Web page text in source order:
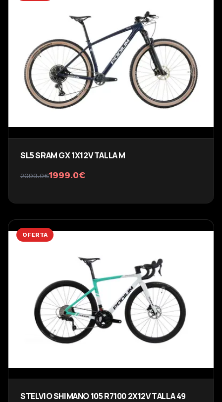
SL5 SRAM GX 1X12V TALLA M
2099.0€1999.0€
OFERTA
STELVIO SHIMANO 105 R7100 2X12V TALLA 49